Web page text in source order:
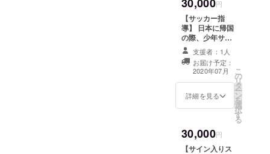
きます
が、試
合で着
用する
スネ当
てにお
名前を
書かせ
き、常
に感謝
にプ
レーさ
30,000円
【サッカー指
導】 日本に帰国
の際、少年サッ
カーチームの１
日指導に伺いま
す。日本とドイ
ツ両国での少年
サッカー指導の
経験があるので
もできるかと思
います。 (2020
支援者：1人
お届け予定：
2020年07月
詳細を見る
こ
の
リ
タ
ー
ン
を
選
択
す
る
30,000円
【サイン入りス